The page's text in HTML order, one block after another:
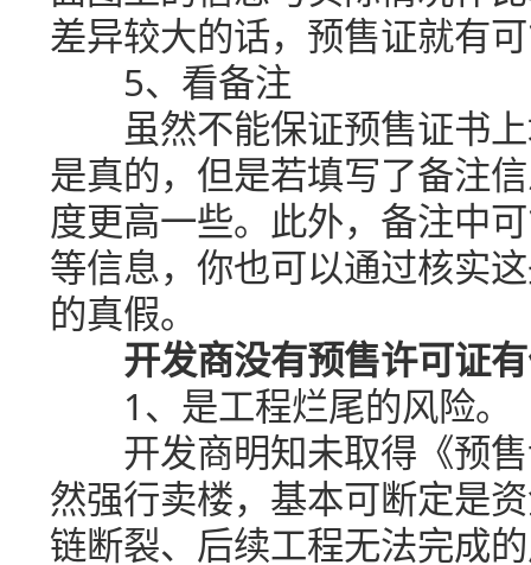
差异较大的话，预售证就有
5、看备注
虽然不能保证预售证书上
是真的，但是若填写了备注
度更高一些。此外，备注中
等信息，你也可以通过核实
的真假。
开发商没有预售许可证
1、是工程烂尾的风险。
开发商明知未取得《预售
然强行卖楼，基本可断定是
链断裂、后续工程无法完成